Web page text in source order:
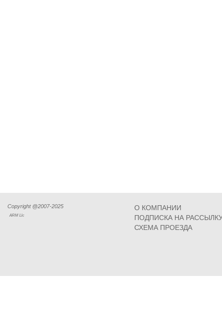
Copyright @2007-2025
ARM Llc
О КОМПАНИИ
ПОДПИСКА НА
СХЕМА ПРОЕЗДА